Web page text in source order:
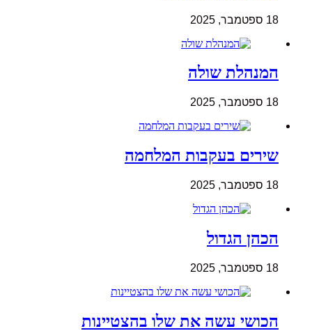
18 ספטמבר, 2025
המנהלת שולה
18 ספטמבר, 2025
שירים בעקבות המלחמה
18 ספטמבר, 2025
הכהן הגדול
18 ספטמבר, 2025
הכושי עשה את שלו בהצטיינות